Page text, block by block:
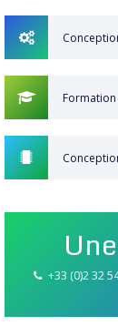
+33 (0)2 32